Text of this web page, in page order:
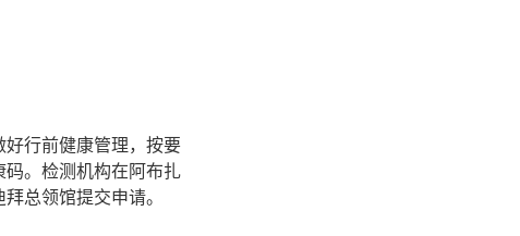
行前健康管理，按要
。检测机构在阿布扎
总领馆提交申请。